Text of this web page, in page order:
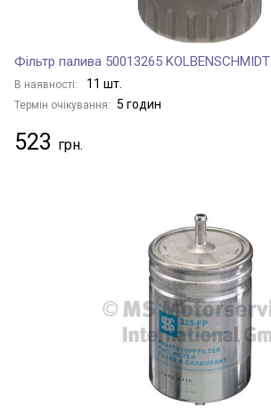
Фільтр палива 50013265 KOLBENSCHMIDT
В наявності: 11 шт.
Термін очікування: 5 годин
523